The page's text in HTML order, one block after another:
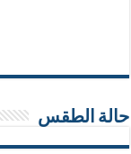
حالة الطقس